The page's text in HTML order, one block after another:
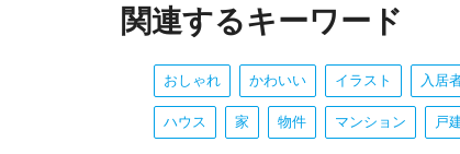
関連するキーワード
おしゃれ かわいい イラスト 入居
ハウス 家 物件 マンション 戸